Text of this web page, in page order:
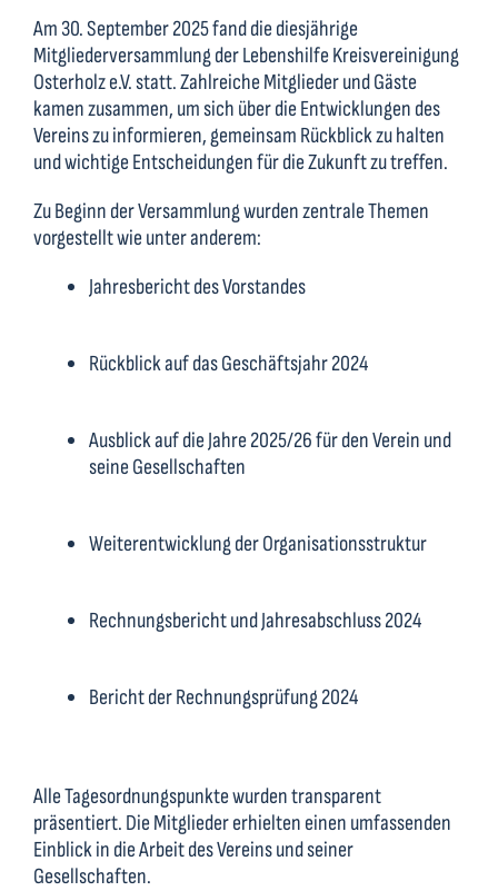
Am 30. September 2025 fand die diesjährige
Mitgliederversammlung der Lebenshilfe Kreisvereinigung
Osterholz e.V. statt. Zahlreiche Mitglieder und Gäste
kamen zusammen, um sich über die Entwicklungen des
Vereins zu informieren, gemeinsam Rückblick zu halten
und wichtige Entscheidungen für die Zukunft zu treffen.
Zu Beginn der Versammlung wurden zentrale Themen
vorgestellt wie unter anderem:
Jahresbericht des Vorstandes
Rückblick auf das Geschäftsjahr 2024
Ausblick auf die Jahre 2025/26 für den Verein und
seine Gesellschaften
Weiterentwicklung der Organisationsstruktur
Rechnungsbericht und Jahresabschluss 2024
Bericht der Rechnungsprüfung 2024
Alle Tagesordnungspunkte wurden transparent
präsentiert. Die Mitglieder erhielten einen umfassenden
Einblick in die Arbeit des Vereins und seiner
Gesellschaften.